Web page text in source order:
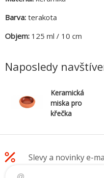
Barva: terakota
Objem: 125 ml / 10 cm
Naposledy
Keramická
miska pro
křečka
TRIXIE
Slevy a novinky e-